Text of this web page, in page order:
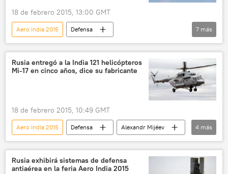
18 de febrero 2015, 13:00 GMT
Aero India 2015
Defensa
Armamentos modernos de Rusia
Bangladés
Vitali Borodich
Irkut
Yak-130
Rusia
noticias
7 más
Rusia entregó a la India 121 helicópteros
Mi-17 en cinco años, dice su fabricante
18 de febrero 2015, 10:49 GMT
Aero India 2015 Defensa
Alexandr Mijéev
Mi-17
la India
Rusia
noticias
4 más
Rusia exhibirá sistemas de defensa
antiaérea en la feria Aero India 2015